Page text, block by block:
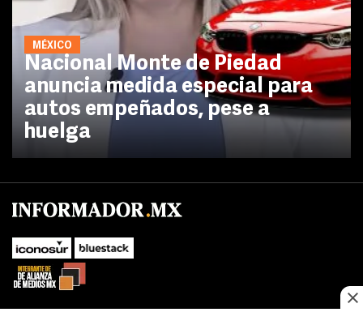
MÉXICO
Nacional Monte de Piedad
anuncia medida especial para
autos empeñados, pese a
huelga